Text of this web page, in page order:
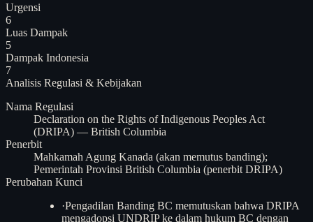
Urgensi
6
Luas Dampak
5
Dampak Indonesia
7
Analisis Regulasi & Kebijakan
Nama Regulasi
Declaration on the Rights of Indigenous Peoples Act
(DRIPA) — British Columbia
Penerbit
Mahkamah Agung Kanada (akan memutus banding);
Pemerintah Provinsi British Columbia (penerbit DRIPA)
Perubahan Kunci
·Pengadilan Banding BC memutuskan bahwa DRIPA
mengadopsi UNDRIP ke dalam hukum BC dengan